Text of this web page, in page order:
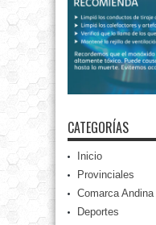
CATEGORÍAS
Inicio
Provinciales
Comarca Andina
Deportes